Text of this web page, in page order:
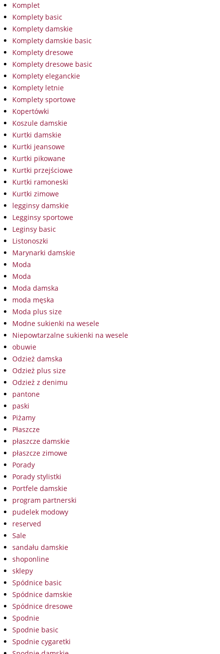
Komplet
Komplety basic
Komplety damskie
Komplety damskie basic
Komplety dresowe
Komplety dresowe basic
Komplety eleganckie
Komplety letnie
Komplety sportowe
Kopertówki
Koszule damskie
Kurtki damskie
Kurtki jeansowe
Kurtki pikowane
Kurtki przejściowe
Kurtki ramoneski
Kurtki zimowe
legginsy damskie
Legginsy sportowe
Leginsy basic
Listonoszki
Marynarki damskie
Moda
Moda
Moda damska
moda męska
Moda plus size
Modne sukienki na wesele
Niepowtarzalne sukienki na wesele
obuwie
Odzież damska
Odzież plus size
Odzież z denimu
pantone
paski
Piżamy
Płaszcze
płaszcze damskie
płaszcze zimowe
Porady
Porady stylistki
Portfele damskie
program partnerski
pudelek modowy
reserved
Sale
sandału damskie
shoponline
sklepy
Spódnice basic
Spódnice damskie
Spódnice dresowe
Spodnie
Spodnie basic
Spodnie cygaretki